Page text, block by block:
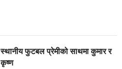
स्थानीय फुटबल प्रेमीको साथमा कुमार र
कृष्ण